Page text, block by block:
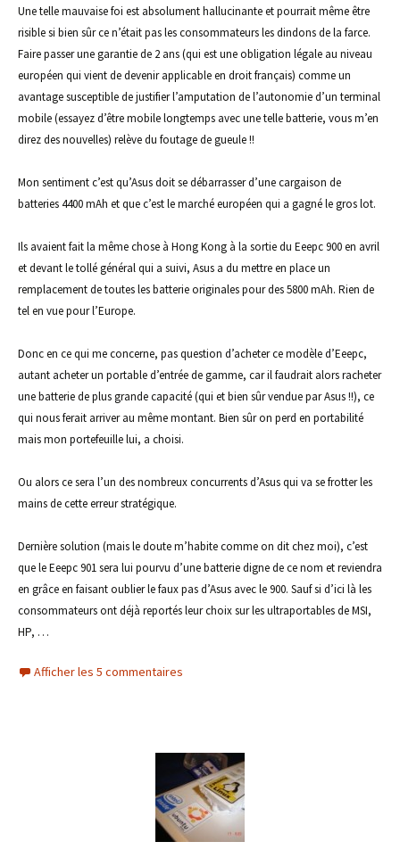
Une telle mauvaise foi est absolument hallucinante et pourrait même être
risible si bien sûr ce n’était pas les consommateurs les dindons de la farce.
Faire passer une garantie de 2 ans (qui est une obligation légale au niveau
européen qui vient de devenir applicable en droit français) comme un
avantage susceptible de justifier l’amputation de l’autonomie d’un terminal
mobile (essayez d’être mobile longtemps avec une telle batterie, vous m’en
direz des nouvelles) relève du foutage de gueule !!
Mon sentiment c’est qu’Asus doit se débarrasser d’une cargaison de
batteries 4400 mAh et que c’est le marché européen qui a gagné le gros lot.
Ils avaient fait la même chose à Hong Kong à la sortie du Eeepc 900 en avril
et devant le tollé général qui a suivi, Asus a du mettre en place un
remplacement de toutes les batterie originales pour des 5800 mAh. Rien de
tel en vue pour l’Europe.
Donc en ce qui me concerne, pas question d’acheter ce modèle d’Eeepc,
autant acheter un portable d’entrée de gamme, car il faudrait alors racheter
une batterie de plus grande capacité (qui et bien sûr vendue par Asus !!), ce
qui nous ferait arriver au même montant. Bien sûr on perd en portabilité
mais mon portefeuille lui, a choisi.
Ou alors ce sera l’un des nombreux concurrents d’Asus qui va se frotter les
mains de cette erreur stratégique.
Dernière solution (mais le doute m’habite comme on dit chez moi), c’est
que le Eeepc 901 sera lui pourvu d’une batterie digne de ce nom et reviendra
en grâce en faisant oublier le faux pas d’Asus avec le 900. Sauf si d’ici là les
consommateurs ont déjà reportés leur choix sur les ultraportables de MSI,
HP, …
Afficher les 5 commentaires